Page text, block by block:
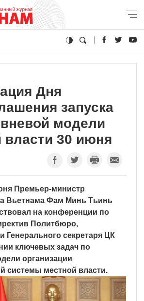
Дня
запуска
модели
власти 30 июня
Премьер-министр
Вьетнама Фам Минь Тьинь
на конференции по
Политбюро,
Генерального секретаря ЦК
ключевых задач по
организации
системы местной власти.